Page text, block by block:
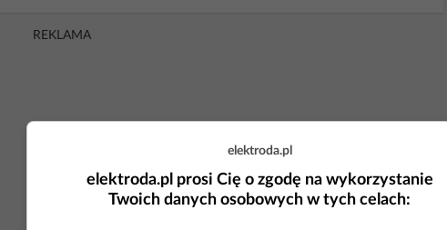
REKLAMA
elektroda.pl
elektroda.pl prosi Cię o zgodę na wykorzystanie
Twoich danych osobowych w tych celach: